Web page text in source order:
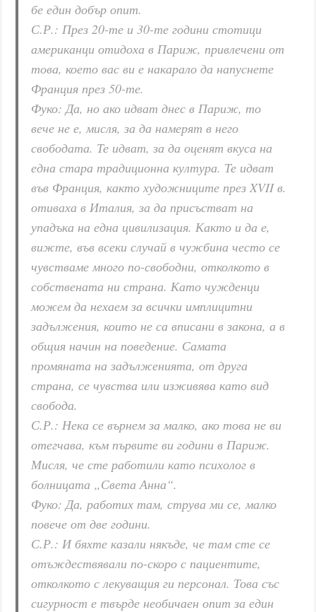
бе един добър опит.
С.Р.: През 20-те и 30-те години стотици
американци отидоха в Париж, привлечени от
това, което вас ви е накарало да напуснете
Франция през 50-те.
Фуко: Да, но ако идват днес в Париж, то
вече не е, мисля, за да намерят в него
свободата. Те идват, за да оценят вкуса на
една стара традиционна култура. Те идват
във Франция, както художниците през XVII в.
отиваха в Италия, за да присъстват на
упадъка на една цивилизация. Както и да е,
вижте, във всеки случай в чужбина често се
чувстваме много по-свободни, отколкото в
собствената ни страна. Като чужденци
можем да нехаем за всички имплицитни
задължения, които не са вписани в закона, а в
общия начин на поведение. Самата
промяната на задълженията, от друга
страна, се чувства или изживява като вид
свобода.
С.Р.: Нека се върнем за малко, ако това не ви
отегчава, към първите ви години в Париж.
Мисля, че сте работили като психолог в
болницата „Света Анна“.
Фуко: Да, работих там, струва ми се, малко
повече от две години.
С.Р.: И бяхте казали някъде, че там сте се
отъждествявали по-скоро с пациентите,
отколкото с лекуващия ги персонал. Това със
сигурност е твърде необичаен опит за един